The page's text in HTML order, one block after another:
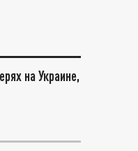
на Украине,